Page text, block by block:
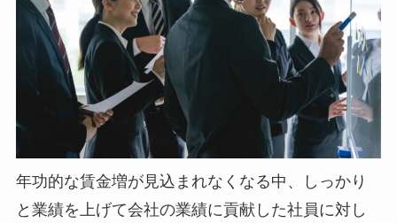
年功的な賃金増が見込まれなくなる中、しっかり
と業績を上げて会社の業績に貢献した社員に対し